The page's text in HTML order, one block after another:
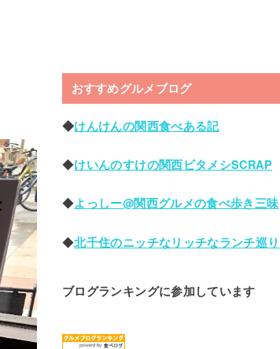
おすすめグルメブログ
◆けんけんの関西食べある記
◆けいんのすけの関西ビタメシSCRAP
◆よっしー@関西グルメの食べ歩き三味
◆北千住のニッチなリッチなランチ巡り
ブログランキングに参加しています